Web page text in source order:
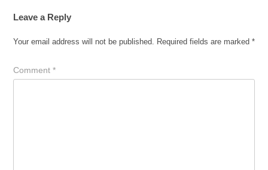
Leave a Reply
Your email address will not be published. Required fields are marked *
Comment *